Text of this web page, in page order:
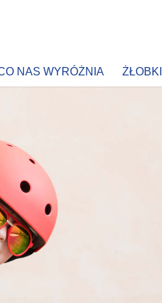
NAS WYRÓŻNIA ŻŁOBKI